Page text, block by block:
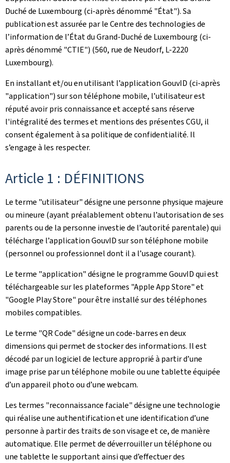
Duché de Luxembourg (ci-après dénommé "État"). Sa
publication est assurée par le Centre des technologies de
l’information de l’État du Grand-Duché de Luxembourg (ci-
après dénommé "CTIE") (560, rue de Neudorf, L-2220
Luxembourg).
En installant et/ou en utilisant l’application GouvID (ci-après
"application") sur son téléphone mobile, l’utilisateur est
réputé avoir pris connaissance et accepté sans réserve
l'intégralité des termes et mentions des présentes CGU, il
consent également à sa politique de confidentialité. Il
s’engage à les respecter.
Article 1 : DÉFINITIONS
Le terme "utilisateur" désigne une personne physique majeure
ou mineure (ayant préalablement obtenu l’autorisation de ses
parents ou de la personne investie de l’autorité parentale) qui
télécharge l’application GouvID sur son téléphone mobile
(personnel ou professionnel dont il a l’usage courant).
Le terme "application" désigne le programme GouvID qui est
téléchargeable sur les plateformes "Apple App Store" et
"Google Play Store" pour être installé sur des téléphones
mobiles compatibles.
Le terme "QR Code" désigne un code-barres en deux
dimensions qui permet de stocker des informations. Il est
décodé par un logiciel de lecture approprié à partir d’une
image prise par un téléphone mobile ou une tablette équipée
d’un appareil photo ou d’une webcam.
Les termes "reconnaissance faciale" désigne une technologie
qui réalise une authentification et une identification d’une
personne à partir des traits de son visage et ce, de manière
automatique. Elle permet de déverrouiller un téléphone ou
une tablette le supportant ainsi que d’effectuer des